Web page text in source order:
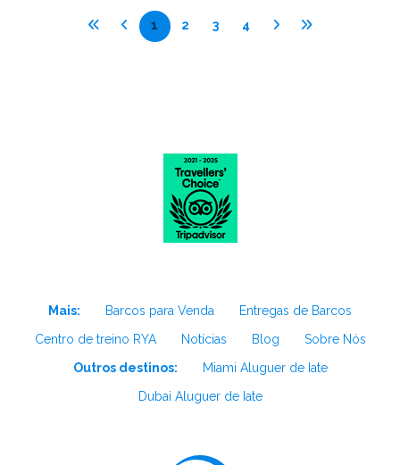
1 2 3 4
Mais: Barcos para Venda
Entregas de Barcos
Centro de treino RYA
Notícias Blog
Sobre Nós
Outros destinos:
Miami Aluguer de Iate
Dubai Aluguer de Iate